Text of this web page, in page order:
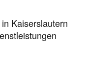
Kaiserslautern